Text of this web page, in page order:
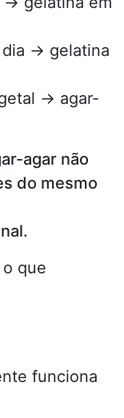
dia → gelatina
→ agar-
agar não
do mesmo
que
funciona